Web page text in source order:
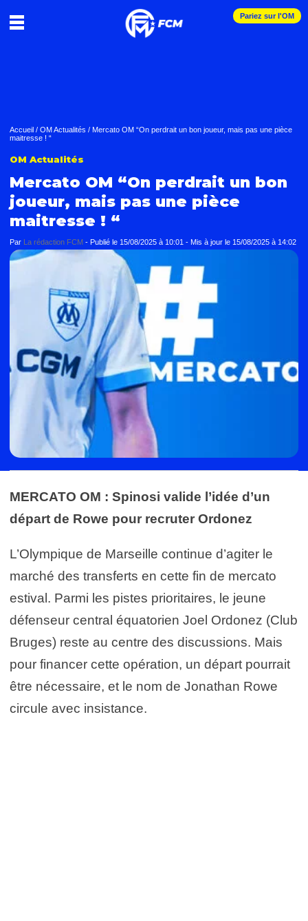
Pariez sur l'OM
Accueil / OM Actualités / Mercato OM “On perdrait un bon joueur, mais pas une pièce
maitresse ! “
OM Actualités
Mercato OM “On perdrait un bon
joueur, mais pas une pièce
maitresse ! “
Par La rédaction FCM - Publié le 15/08/2025 à 10:01 - Mis à jour le 15/08/2025 à 14:02
MERCATO OM : Spinosi valide l’idée d’un
départ de Rowe pour recruter Ordonez
L’Olympique de Marseille continue d’agiter le
marché des transferts en cette fin de mercato
estival. Parmi les pistes prioritaires, le jeune
défenseur central équatorien Joel Ordonez (Club
Bruges) reste au centre des discussions. Mais
pour financer cette opération, un départ pourrait
être nécessaire, et le nom de Jonathan Rowe
circule avec insistance.